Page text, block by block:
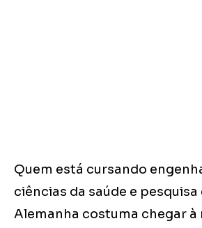
Quem está cursando
ciências da saúde e pesquisa
Alemanha costuma chegar à